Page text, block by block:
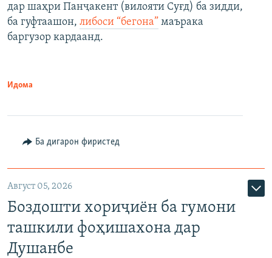
дар шаҳри Панҷакент (вилояти Суғд) ба зидди,
ба гуфтаашон, либоси “бегона” маърака
баргузор кардаанд.
Идома
Ба дигарон фиристед
Август 05, 2026
Боздошти хориҷиён ба гумони
ташкили фоҳишахона дар
Душанбе